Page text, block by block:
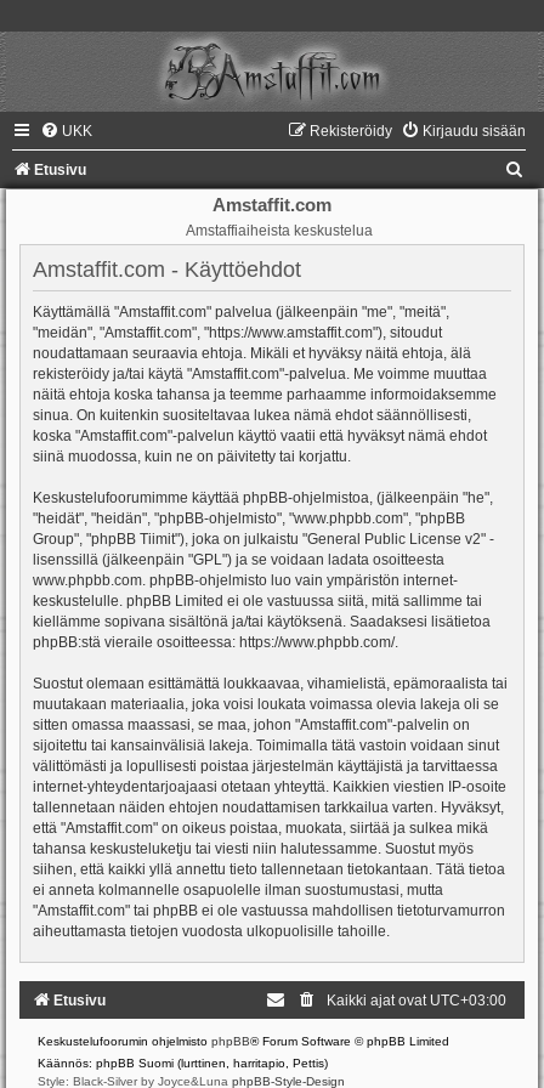
UKK Kirjaudu sisään
Rekisteröidy
Etusivu
Amstaffit.com
Amstaffiaiheista keskustelua
Amstaffit.com - Käyttöehdot
Käyttämällä "Amstaffit.com" palvelua (jälkeenpäin "me", "meitä",
"meidän", "Amstaffit.com", "https://www.amstaffit.com"), sitoudut
noudattamaan seuraavia ehtoja. Mikäli et hyväksy näitä ehtoja, älä
rekisteröidy ja/tai käytä "Amstaffit.com"-palvelua. Me voimme muuttaa
näitä ehtoja koska tahansa ja teemme parhaamme informoidaksemme
sinua. On kuitenkin suositeltavaa lukea nämä ehdot säännöllisesti,
koska "Amstaffit.com"-palvelun käyttö vaatii että hyväksyt nämä ehdot
siinä muodossa, kuin ne on päivitetty tai korjattu.
Keskustelufoorumimme käyttää phpBB-ohjelmistoa, (jälkeenpäin "he",
"heidät", "heidän", "phpBB-ohjelmisto", "www.phpbb.com", "phpBB
Group", "phpBB Tiimit"), joka on julkaistu "General Public License v2" -
lisenssillä (jälkeenpäin "GPL") ja se voidaan ladata osoitteesta
www.phpbb.com. phpBB-ohjelmisto luo vain ympäristön internet-
keskustelulle. phpBB Limited ei ole vastuussa siitä, mitä sallimme tai
kiellämme sopivana sisältönä ja/tai käytöksenä. Saadaksesi lisätietoa
phpBB:stä vieraile osoitteessa: https://www.phpbb.com/.
Suostut olemaan esittämättä loukkaavaa, vihamielistä, epämoraalista tai
muutakaan materiaalia, joka voisi loukata voimassa olevia lakeja oli se
sitten omassa maassasi, se maa, johon "Amstaffit.com"-palvelin on
sijoitettu tai kansainvälisiä lakeja. Toimimalla tätä vastoin voidaan sinut
välittömästi ja lopullisesti poistaa järjestelmän käyttäjistä ja tarvittaessa
internet-yhteydentarjoajaasi otetaan yhteyttä. Kaikkien viestien IP-osoite
tallennetaan näiden ehtojen noudattamisen tarkkailua varten. Hyväksyt,
että "Amstaffit.com" on oikeus poistaa, muokata, siirtää ja sulkea mikä
tahansa keskusteluketju tai viesti niin halutessamme. Suostut myös
siihen, että kaikki yllä annettu tieto tallennetaan tietokantaan. Tätä tietoa
ei anneta kolmannelle osapuolelle ilman suostumustasi, mutta
"Amstaffit.com" tai phpBB ei ole vastuussa mahdollisen tietoturvamurron
aiheuttamasta tietojen vuodosta ulkopuolisille tahoille.
Etusivu Kaikki ajat ovat UTC+03:00
Keskustelufoorumin ohjelmisto phpBB® Forum Software © phpBB Limited
Käännös: phpBB Suomi (lurttinen, harritapio, Pettis)
Style: Black-Silver by Joyce&Luna phpBB-Style-Design